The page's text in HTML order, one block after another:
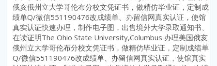
俄亥俄州立大学哥伦布分校文凭证书，做精仿毕业证，定制成
绩单Q/微信551190476改成绩单、办留信网真实认证，使馆
真实认证快速办理，制作电子图，出售境外大学录取通知书、
在读证明The Ohio State University,Columbus 办理美国俄亥
俄州立大学哥伦布分校文凭证书，做精仿毕业证，定制成绩单
Q/微信551190476改成绩单、办留信网真实认证，使馆真实